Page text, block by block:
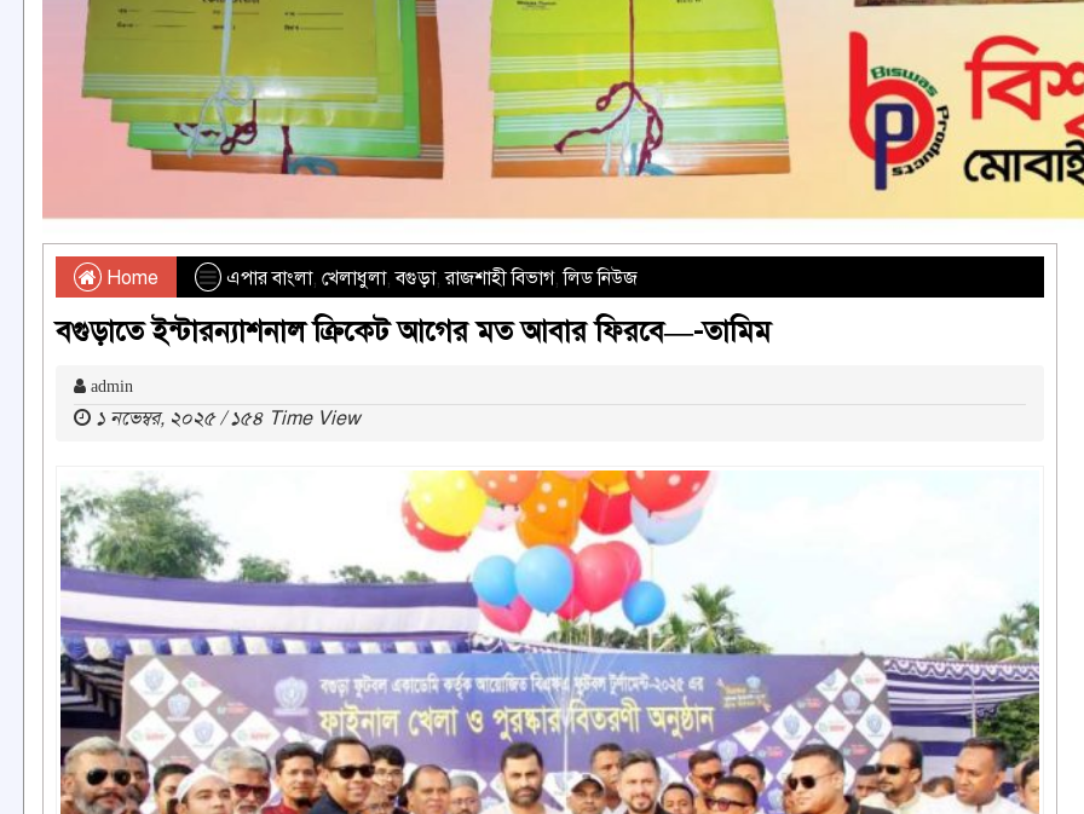
Home এপার বাংলা, খেলাধুলা,বগুড়া,রাজশাহী বিভাগ,লিড নিউজ
বগুড়াতে ইন্টারন্যাশনাল ক্রিকেট আগের মত আবার ফিরবে—-তামিম
admin
১ নভেম্বর, ২০২৫ / ১৫৪ Time View